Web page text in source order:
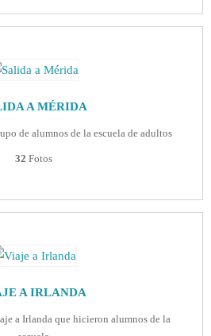
A MÉRIDA
de alumnos de la escuela de adultos
32 Fotos
A IRLANDA
a Irlanda que hicieron alumnos de la